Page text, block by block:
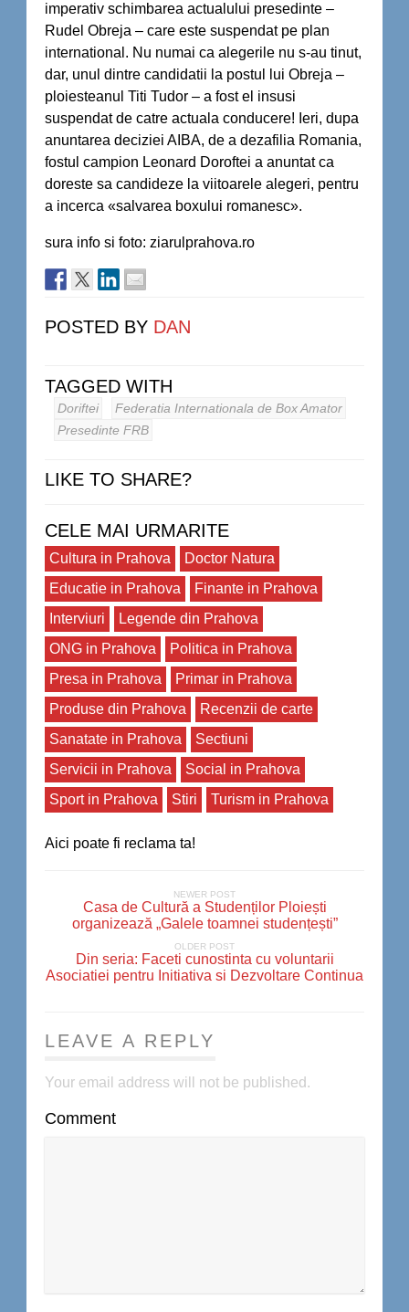
imperativ schimbarea actualului presedinte –
Rudel Obreja – care este suspendat pe plan
international. Nu numai ca alegerile nu s-au tinut,
dar, unul dintre candidatii la postul lui Obreja –
ploiesteanul Titi Tudor – a fost el insusi
suspendat de catre actuala conducere! Ieri, dupa
anuntarea deciziei AIBA, de a dezafilia Romania,
fostul campion Leonard Doroftei a anuntat ca
doreste sa candideze la viitoarele alegeri, pentru
a incerca «salvarea boxului romanesc».
sura info si foto: ziarulprahova.ro
POSTED BY DAN
TAGGED WITH
Doriftei
Federatia Internationala de Box Amator
Presedinte FRB
LIKE TO SHARE?
CELE MAI URMARITE
Cultura in Prahova
Doctor Natura
Educatie in Prahova
Finante in Prahova
Interviuri
Legende din Prahova
ONG in Prahova
Politica in Prahova
Presa in Prahova
Primar in Prahova
Produse din Prahova
Recenzii de carte
Sanatate in Prahova
Sectiuni
Servicii in Prahova
Social in Prahova
Sport in Prahova
Stiri Turism in Prahova
Aici poate fi reclama ta!
NEWER POST
Casa de Cultură a Studenților Ploiești
organizează „Galele toamnei studențești”
OLDER POST
Din seria: Faceti cunostinta cu voluntarii
Asociatiei pentru Initiativa si Dezvoltare Continua
LEAVE A REPLY
Your email address will not be published.
Comment